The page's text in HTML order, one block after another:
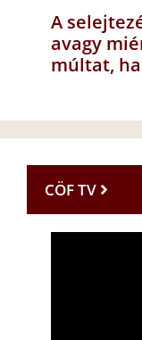
A
avagy
múltat,
CÖF TV